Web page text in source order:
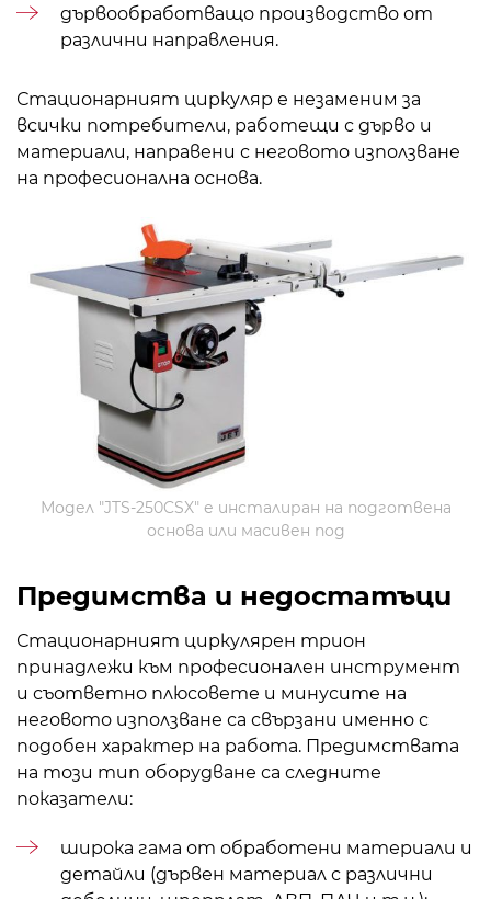
дървообработващо производство от
различни направления.
Стационарният циркуляр е незаменим за
всички потребители, работещи с дърво и
материали, направени с неговото използване
на професионална основа.
Модел "JTS-250CSX" е инсталиран на подготвена
основа или масивен под
Предимства и недостатъци
Стационарният циркулярен трион
принадлежи към професионален инструмент
и съответно плюсовете и минусите на
неговото използване са свързани именно с
подобен характер на работа. Предимствата
на този тип оборудване са следните
показатели:
широка гама от обработени материали и
детайли (дървен материал с различни